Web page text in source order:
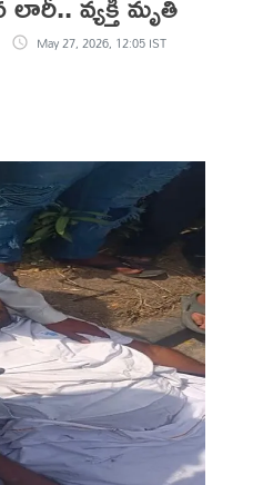
May 27, 2026, 12:05 IST